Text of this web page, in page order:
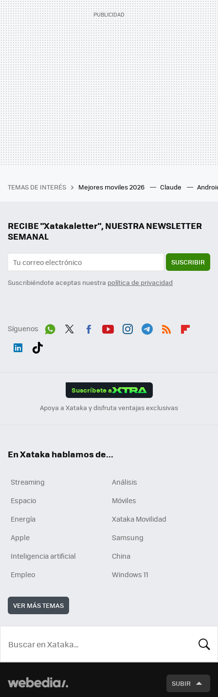
TEMAS DE INTERÉS Mejores moviles 2026 Claude
RECIBE "Xatakaletter", NUESTRA NEWSLETTER
SEMANAL
SUSCRIBIR
Suscribiéndote aceptas nuestra política de privacidad
Síguenos
Suscríbete a
Apoya a Xataka y disfruta ventajas exclusivas
En Xataka hablamos de...
Streaming
Análisis
Espacio
Móviles
Energía
Xataka Movilidad
Apple
Samsung
Inteligencia artificial
China
Empleo
Windows 11
VER MÁS TEMAS
SUBIR